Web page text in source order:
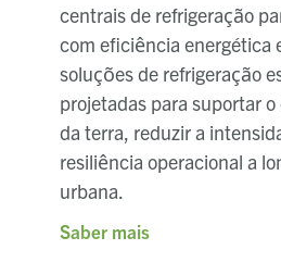
centrais de refrigeração
com eficiência energética
soluções de refrigeração
projetadas para suportar
da terra, reduzir a
resiliência operacional a
urbana.
Saber mais